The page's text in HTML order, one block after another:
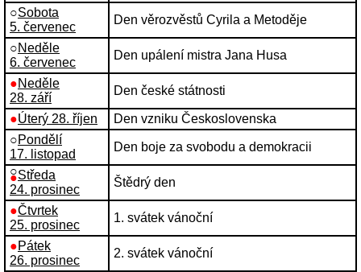
○Sobota
5. červenec
Den věrozvěstů Cyrila a Metoděje
○Neděle
6. červenec
Den upálení mistra Jana Husa
●Neděle
28. září
Den české státnosti
●Úterý 28. říjen
Den vzniku Československa
○Pondělí
17. listopad
Den boje za svobodu a demokracii
○
●Středa
24. prosinec
Štědrý den
●Čtvrtek
25. prosinec
1. svátek vánoční
●Pátek
26. prosinec
2. svátek vánoční